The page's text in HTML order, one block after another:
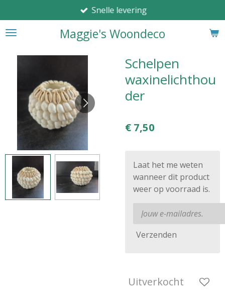
direct
naar
Maggie's Woondeco
Snelle levering
Schelpen
waxinelichthou
der
€ 7,50
Laat het me weten
wanneer dit product
weer op voorraad is.
Verzenden
Uitverkocht